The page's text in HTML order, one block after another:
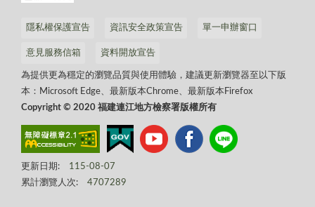
隱私權保護宣告 資訊安全政策宣告 單一申辦窗口
意見服務信箱 資料開放宣告
為提供更為穩定的瀏覽品質與使用體驗，建議更新瀏覽器至以下版
本：Microsoft Edge、最新版本Chrome、最新版本Firefox
Copyright © 2020 福建連江地方檢察署版權所有
更新日期:
115-08-07
累計瀏覽人次:
4707289